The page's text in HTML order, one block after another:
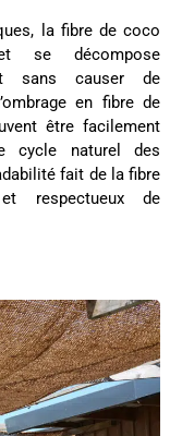
la fibre de coco
se décompose
sans causer de
en fibre de
être facilement
cycle naturel des
fait de la fibre
respectueux de